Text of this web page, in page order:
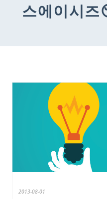
스에이시즈
2013-08-01